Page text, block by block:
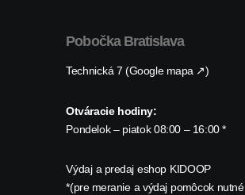
Pobočka Bratislava
Technická 7 (Google mapa ↗)
Otváracie hodiny:
Pondelok – piatok 08:00 – 16:00 *
Výdaj a predaj eshop KIDOOP
*(pre meranie a výdaj pomôcok nutné